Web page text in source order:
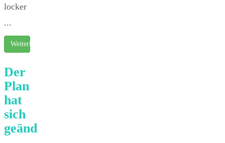
locker
...
Weiterlesen …
Der
Plan
hat
sich
geändert…